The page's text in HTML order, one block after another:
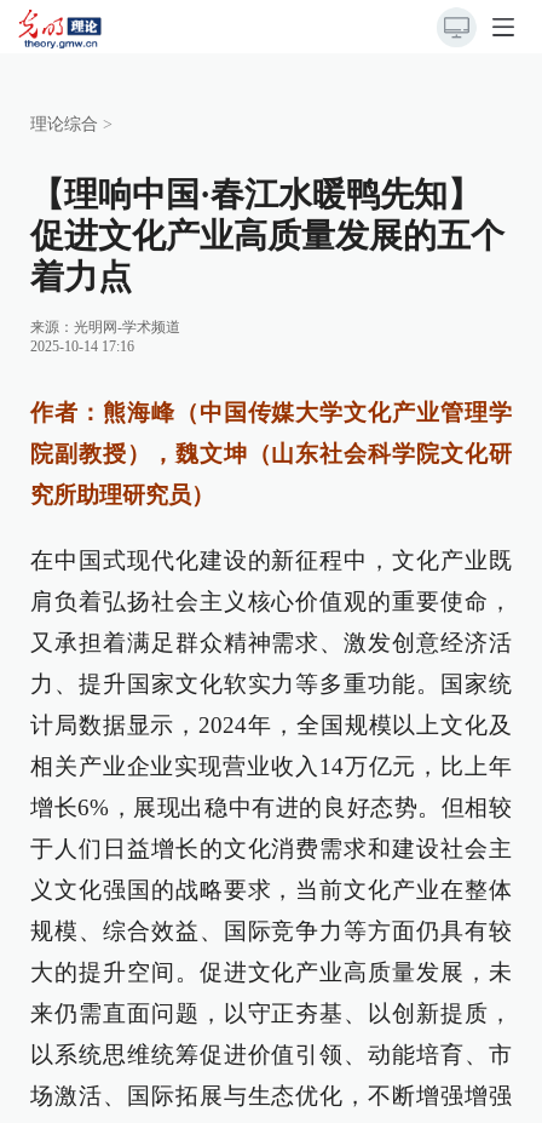
理论综合 >
【理响中国·春江水暖鸭先知】
促进文化产业高质量发展的五个
着力点
来源： 光明网-学术频道
2025-10-14 17:16
作者：熊海峰（中国传媒大学文化产业管理学
院副教授），魏文坤（山东社会科学院文化研
究所助理研究员）
在中国式现代化建设的新征程中，文化产业既
肩负着弘扬社会主义核心价值观的重要使命，
又承担着满足群众精神需求、激发创意经济活
力、提升国家文化软实力等多重功能。国家统
计局数据显示，2024年，全国规模以上文化及
相关产业企业实现营业收入14万亿元，比上年
增长6%，展现出稳中有进的良好态势。但相较
于人们日益增长的文化消费需求和建设社会主
义文化强国的战略要求，当前文化产业在整体
规模、综合效益、国际竞争力等方面仍具有较
大的提升空间。促进文化产业高质量发展，未
来仍需直面问题，以守正夯基、以创新提质，
以系统思维统筹促进价值引领、动能培育、市
场激活、国际拓展与生态优化，不断增强增强